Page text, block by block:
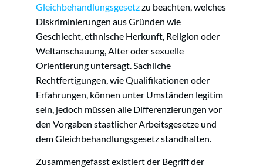
Gleichbehandlungsgesetzzu beachten, welches
Diskriminierungen aus Gründen wie
Geschlecht, ethnische Herkunft, Religion oder
Weltanschauung, Alter oder sexuelle
Orientierung untersagt. Sachliche
Rechtfertigungen, wie Qualifikationen oder
Erfahrungen, können unter Umständen legitim
sein, jedoch müssen alle Differenzierungen vor
den Vorgaben staatlicher Arbeitsgesetze und
dem Gleichbehandlungsgesetz standhalten.
Zusammengefasst existiert der Begriff der